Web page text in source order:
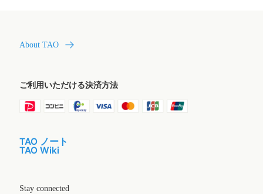
About TAO
ご利用いただける決済方法
TAO ノート
TAO Wiki
Stay connected